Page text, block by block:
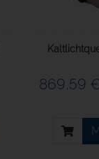
869,59